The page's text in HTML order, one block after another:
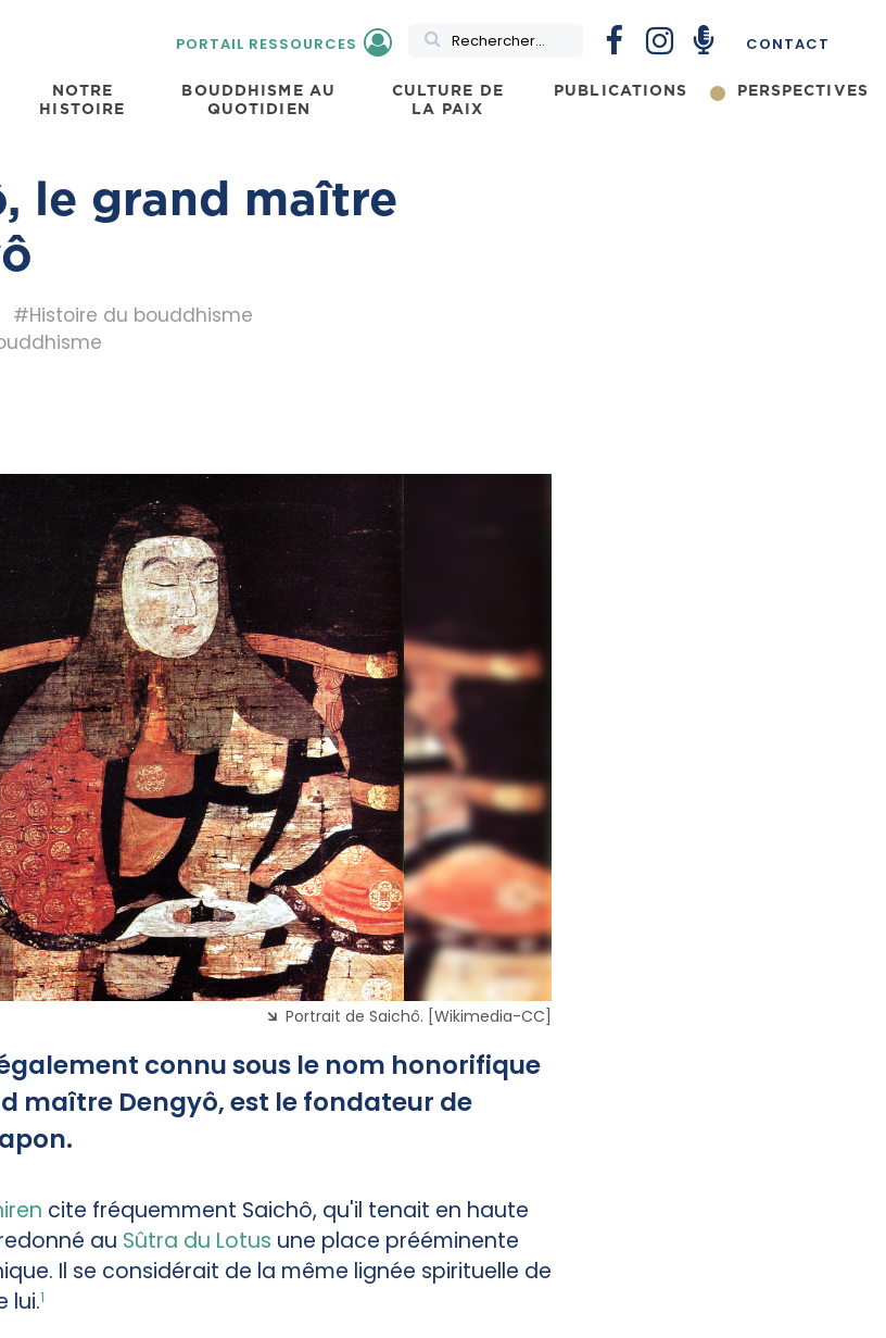
PORTAIL RESSOURCES Rechercher CONTACT
NOTRE
HISTOIRE
BOUDDHISME AU
QUOTIDIEN
CULTURE DE
LA PAIX
PUBLICATIONS PERSPECTIVES
le grand maître
#Histoire du bouddhisme
Portrait de Saichô. [Wikimedia-CC]
connu sous le nom honorifique
maître Dengyô, est le fondateur de
cite fréquemment Saichô, qu'il tenait en haute
au Sûtra du Lotus une place prééminente
Il se considérait de la même lignée spirituelle de
lui.1